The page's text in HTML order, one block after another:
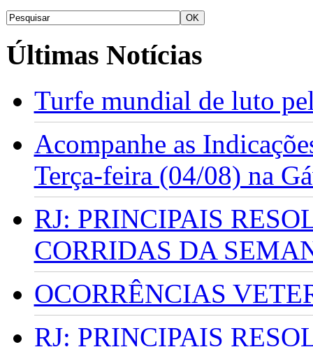
Últimas Notícias
Turfe mundial de luto
Acompanhe as
Terça-feira (04/08) na
RJ: PRINCIPAIS
CORRIDAS DA
OCORRÊNCIAS
RJ: PRINCIPAIS